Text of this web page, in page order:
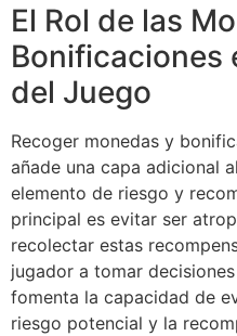
El Rol de las
Bonificaciones
del Juego
Recoger monedas y
añade una capa adicional
elemento de riesgo y
principal es evitar ser
recolectar estas
jugador a tomar
fomenta la capacidad de
riesgo potencial y la